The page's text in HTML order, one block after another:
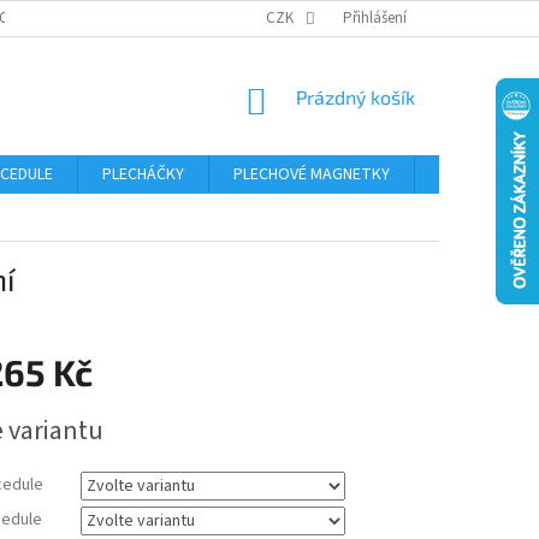
ÚDAJŮ CZK Přihlášení
NÁKUPNÍ
Prázdný košík
PLECHÁČKY PLECHOVÉ MAGNETKY
ČÍSLA
Kč
variantu